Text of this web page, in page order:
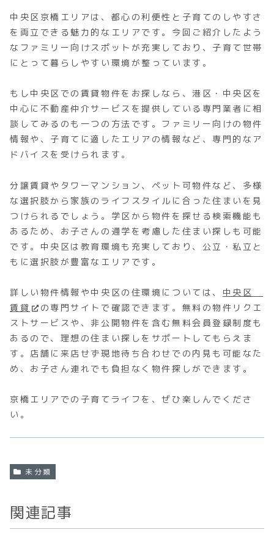
中央区京橋エリアは、都心の利便性と子育てのしやすさ
を両立できる魅力的なエリアです。今回ご紹介したよう
なファミリー向けスポットが充実しており、子育て世帯
にとって暮らしやすい環境が整っています。
もし中央区での賃貸物件をお探しなら、港区・中央区を
中心に不動産仲介サービスを提供している専門業者に相
談してみるのも一つの方法です。ファミリー向けの物件
情報や、子育てに適したエリアの情報など、専門的なア
ドバイスを受けられます。
分譲賃貸やタワーマンション、ペット可物件など、多様
な選択肢から家族のライフスタイルに合った住まいを見
つけられるでしょう。学区から物件を探せる検索機能も
あるため、お子さんの通学を考慮した住まい探しも可能
です。中央区は教育環境も充実しており、公立・私立と
もに選択肢が豊富なエリアです。
詳しい物件情報や中央区の住環境については、 中央区
賃貸
の専門サイトで確認できます。無料の物件リクエ
ストサービスや、非公開物件を含む無料会員登録制度も
あるので、理想の住まい探しをサポートしてもらえま
す。店舗に来店せず現地待ち合わせでの内見も可能なた
め、お子さん連れでも負担なく物件探しができます。
京橋エリアでの子育てライフを、ぜひ楽しんでくださ
い。
未分類
関連記事